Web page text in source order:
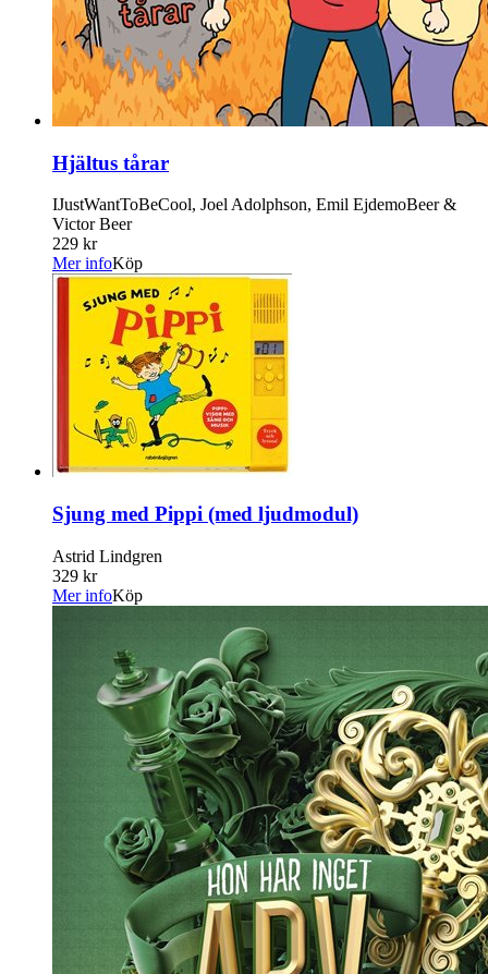
Hjältus tårar
IJustWantToBeCool, Joel Adolphson, Emil EjdemoBeer &
Victor Beer
229 kr
Mer infoKöp
Sjung med Pippi (med ljudmodul)
Astrid Lindgren
329 kr
Mer infoKöp